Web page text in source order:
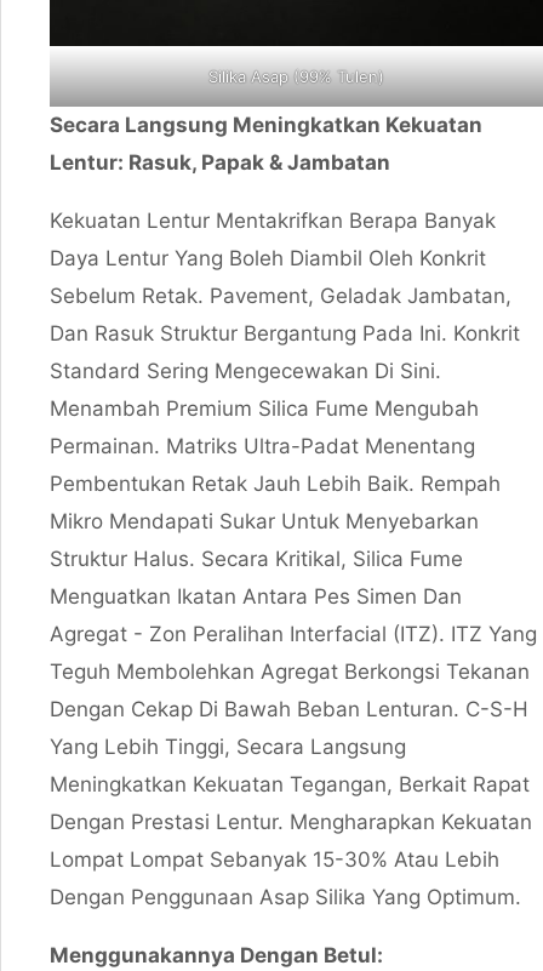
Silika Asap (99% Tulen)
Secara Langsung Meningkatkan Kekuatan
Lentur: Rasuk, Papak & Jambatan
Kekuatan Lentur Mentakrifkan Berapa Banyak
Daya Lentur Yang Boleh Diambil Oleh Konkrit
Sebelum Retak. Pavement, Geladak Jambatan,
Dan Rasuk Struktur Bergantung Pada Ini. Konkrit
Standard Sering Mengecewakan Di Sini.
Menambah Premium Silica Fume Mengubah
Permainan. Matriks Ultra-Padat Menentang
Pembentukan Retak Jauh Lebih Baik. Rempah
Mikro Mendapati Sukar Untuk Menyebarkan
Struktur Halus. Secara Kritikal, Silica Fume
Menguatkan Ikatan Antara Pes Simen Dan
Agregat - Zon Peralihan Interfacial (ITZ). ITZ Yang
Teguh Membolehkan Agregat Berkongsi Tekanan
Dengan Cekap Di Bawah Beban Lenturan. C-S-H
Yang Lebih Tinggi, Secara Langsung
Meningkatkan Kekuatan Tegangan, Berkait Rapat
Dengan Prestasi Lentur. Mengharapkan Kekuatan
Lompat Lompat Sebanyak 15-30% Atau Lebih
Dengan Penggunaan Asap Silika Yang Optimum.
Menggunakannya Dengan Betul: